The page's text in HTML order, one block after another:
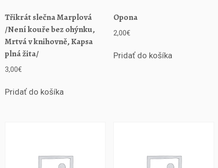
Třikrát slečna Marplová
/Není kouře bez ohýnku,
Mrtvá v knihovně, Kapsa
plná žita/
3,00€
Pridať do košíka
Opona
2,00€
Pridať do košíka